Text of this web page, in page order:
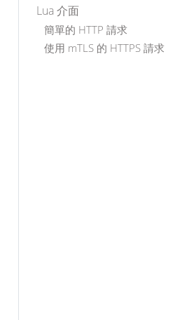
Lua 介面
簡單的 HTTP 請求
使用 mTLS 的 HTTPS 請求